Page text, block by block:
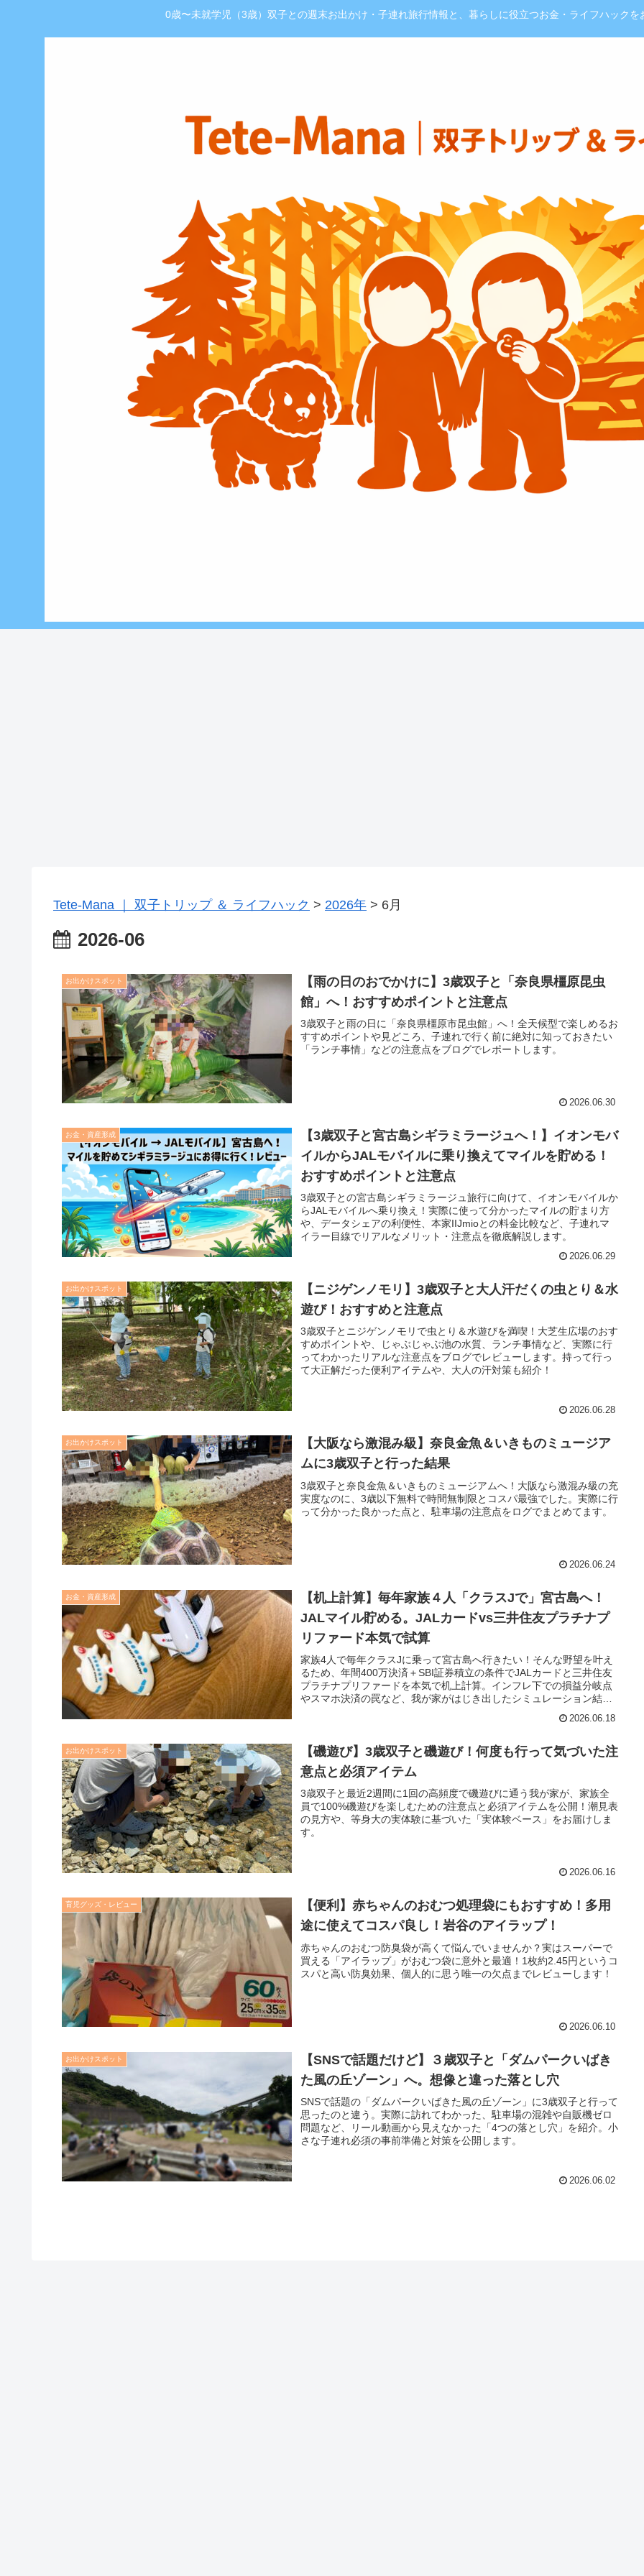
0歳〜未就学児（3歳）双子との週末お出かけ・子連れ旅行情報と、暮らしに役立つお金・ライフハックを
Tete-Mana ｜ 双子トリップ ＆ ライフハック > 2026年 > 6月
2026-06
お出かけスポット
【雨の日のおでかけに】3歳双子と「奈良県橿原昆虫
館」へ！おすすめポイントと注意点
3歳双子と雨の日に「奈良県橿原市昆虫館」へ！全天候型で楽しめるお
すすめポイントや見どころ、子連れで行く前に絶対に知っておきたい
「ランチ事情」などの注意点をブログでレポートします。
2026.06.30
お金・資産形成
【3歳双子と宮古島シギラミラージュへ！】イオンモバ
イルからJALモバイルに乗り換えてマイルを貯める！
おすすめポイントと注意点
3歳双子との宮古島シギラミラージュ旅行に向けて、イオンモバイルか
らJALモバイルへ乗り換え！実際に使って分かったマイルの貯まり方
や、データシェアの利便性、本家IIJmioとの料金比較など、子連れマ
イラー目線でリアルなメリット・注意点を徹底解説します。
2026.06.29
お出かけスポット
【ニジゲンノモリ】3歳双子と大人汗だくの虫とり＆水
遊び！おすすめと注意点
3歳双子とニジゲンノモリで虫とり＆水遊びを満喫！大芝生広場のおす
すめポイントや、じゃぶじゃぶ池の水質、ランチ事情など、実際に行
ってわかったリアルな注意点をブログでレビューします。持って行っ
て大正解だった便利アイテムや、大人の汗対策も紹介！
2026.06.28
お出かけスポット
【大阪なら激混み級】奈良金魚＆いきものミュージア
ムに3歳双子と行った結果
3歳双子と奈良金魚＆いきものミュージアムへ！大阪なら激混み級の充
実度なのに、3歳以下無料で時間無制限とコスパ最強でした。実際に行
って分かった良かった点と、駐車場の注意点をログでまとめてます。
2026.06.24
お金・資産形成
【机上計算】毎年家族４人「クラスJで」宮古島へ！
JALマイル貯める。JALカードvs三井住友プラチナプ
リファード本気で試算
家族4人で毎年クラスJに乗って宮古島へ行きたい！そんな野望を叶え
るため、年間400万決済＋SBI証券積立の条件でJALカードと三井住友
プラチナプリファードを本気で机上計算。インフレ下での損益分岐点
やスマホ決済の罠など、我が家がはじき出したシミュレーション結果
2026.06.18
お出かけスポット
【磯遊び】3歳双子と磯遊び！何度も行って気づいた注
意点と必須アイテム
3歳双子と最近2週間に1回の高頻度で磯遊びに通う我が家が、家族全
員で100%磯遊びを楽しむための注意点と必須アイテムを公開！潮見表
の見方や、等身大の実体験に基づいた「実体験ベース」をお届けしま
す。
2026.06.16
育児グッズ・レビュー
【便利】赤ちゃんのおむつ処理袋にもおすすめ！多用
途に使えてコスパ良し！岩谷のアイラップ！
赤ちゃんのおむつ防臭袋が高くて悩んでいませんか？実はスーパーで
買える「アイラップ」がおむつ袋に意外と最適！1枚約2.45円というコ
スパと高い防臭効果、個人的に思う唯一の欠点までレビューします！
2026.06.10
お出かけスポット
【SNSで話題だけど】３歳双子と「ダムパークいばき
た風の丘ゾーン」へ。想像と違った落とし穴
SNSで話題の「ダムパークいばきた風の丘ゾーン」に3歳双子と行って
思ったのと違う。実際に訪れてわかった、駐車場の混雑や自販機ゼロ
問題など、リール動画から見えなかった「4つの落とし穴」を紹介。小
さな子連れ必須の事前準備と対策を公開します。
2026.06.02